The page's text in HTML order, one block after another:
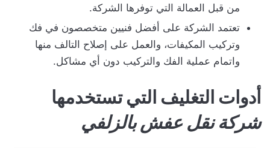
من قبل العمالة التي توفرها الشركة.
تعتمد الشركة على أفضل فنيين متخصصون في فك
وتركيب المكيفات، والعمل على إصلاح التالف منها
واتمام عملية الفك والتركيب دون أي مشاكل.
أدوات التغليف التي تستخدمها
شركة نقل عفش بالزلفي